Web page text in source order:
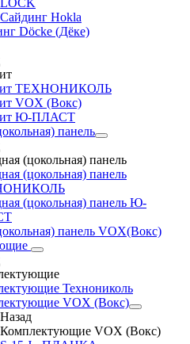
LOCK
Сайдинг Hokla
Döcke (Дёке)
ТЕХНОНИКОЛЬ
VOX (Вокс)
Ю-ПЛАСТ
панель
(цокольная) панель
(цокольная) панель
(цокольная) панель Ю-
панель VOX(Вокс)
Технониколь
VOX (Вокс)
Назад
Комплектующие VOX (Вокс)